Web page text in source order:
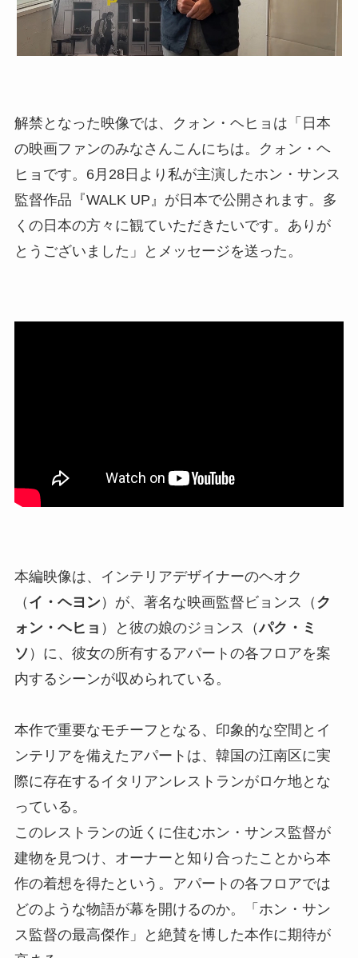
解禁となった映像では、クォン・ヘヒョは「日本
の映画ファンのみなさんこんにちは。クォン・ヘ
ヒョです。6月28日より私が主演したホン・サンス
監督作品『WALK UP』が日本で公開されます。多
くの日本の方々に観ていただきたいです。ありが
とうございました」とメッセージを送った。
本編映像は、インテリアデザイナーのヘオク
（ イ・ヘヨン）が、著名な映画監督ビョンス（ ク
ォン・ヘヒョ ）と彼の娘のジョンス（パク・ミ
ソ ）に、彼女の所有するアパートの各フロアを案
内するシーンが収められている。
本作で重要なモチーフとなる、印象的な空間とイ
ンテリアを備えたアパートは、韓国の江南区に実
際に存在するイタリアンレストランがロケ地とな
っている。
このレストランの近くに住むホン・サンス監督が
建物を見つけ、オーナーと知り合ったことから本
作の着想を得たという。アパートの各フロアでは
どのような物語が幕を開けるのか。「ホン・サン
ス監督の最高傑作」と絶賛を博した本作に期待が